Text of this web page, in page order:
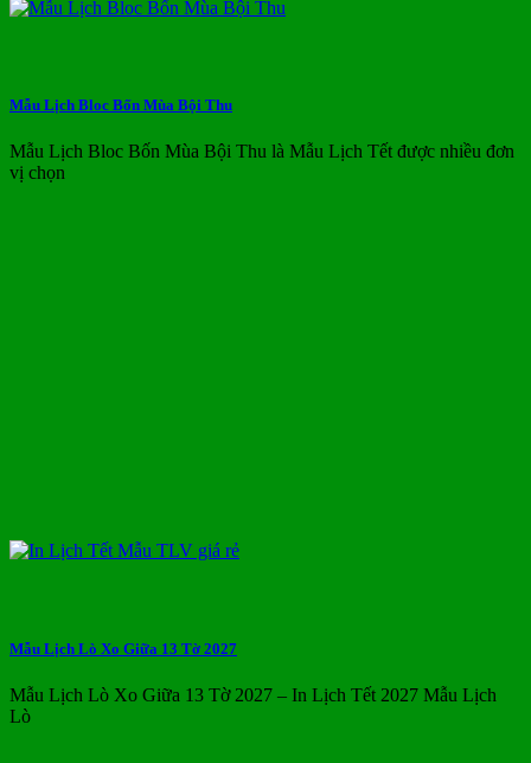
Mẫu Lịch Bloc Bốn Mùa Bội Thu
Mẫu Lịch Bloc Bốn Mùa Bội Thu là Mẫu Lịch Tết được nhiều đơn
vị chọn
Mẫu Lịch Lò Xo Giữa 13 Tờ 2027
Mẫu Lịch Lò Xo Giữa 13 Tờ 2027 – In Lịch Tết 2027 Mẫu Lịch
Lò